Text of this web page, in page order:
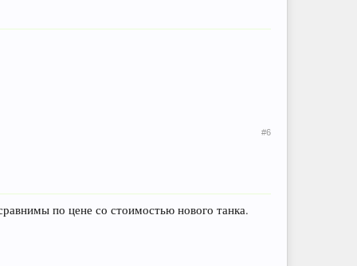
#6
по цене со стоимостью нового танка.